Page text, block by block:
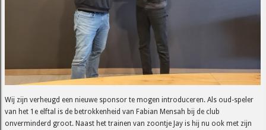
Wij zijn verheugd een nieuwe sponsor te mogen introduceren. Als oud-speler
van het 1e elftal is de betrokkenheid van Fabian Mensah bij de club
onverminderd groot. Naast het trainen van zoontje Jay is hij nu ook met zijn